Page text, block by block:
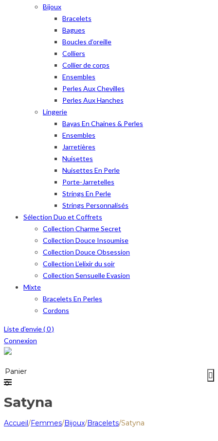
Bijoux
Bracelets
Bagues
Boucles d’oreille
Colliers
Collier de corps
Ensembles
Perles Aux Chevilles
Perles Aux Hanches
Lingerie
Bayas En Chaines & Perles
Ensembles
Jarretières
Nuisettes
Nuisettes En Perle
Porte-Jarretelles
Strings En Perle
Strings Personnalisés
Sélection Duo et Coffrets
Collection Charme Secret
Collection Douce Insoumise
Collection Douce Obsession
Collection L’elixir du soir
Collection Sensuelle Evasion
Mixte
Bracelets En Perles
Cordons
Liste d'envie (0)
Connexion
Panier
0
Satyna
Accueil/Femmes/Bijoux/Bracelets/Satyna